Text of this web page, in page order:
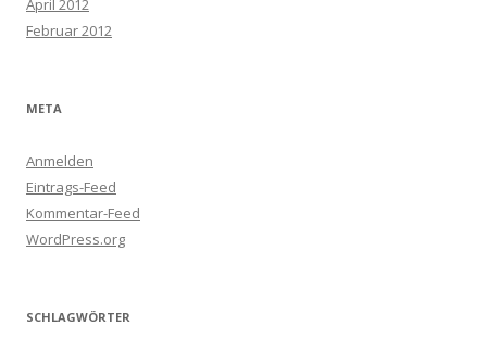
April 2012
Februar 2012
META
Anmelden
Eintrags-Feed
Kommentar-Feed
WordPress.org
SCHLAGWÖRTER